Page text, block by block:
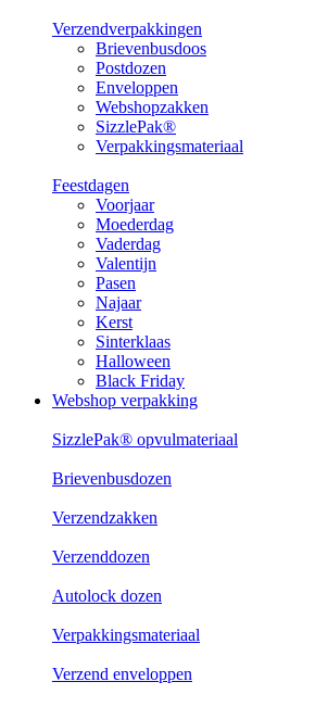
Verzendverpakkingen
Brievenbusdoos
Postdozen
Enveloppen
Webshopzakken
SizzlePak®
Verpakkingsmateriaal
Feestdagen
Voorjaar
Moederdag
Vaderdag
Valentijn
Pasen
Najaar
Kerst
Sinterklaas
Halloween
Black Friday
Webshop verpakking
SizzlePak® opvulmateriaal
Brievenbusdozen
Verzendzakken
Verzenddozen
Autolock dozen
Verpakkingsmateriaal
Verzend enveloppen